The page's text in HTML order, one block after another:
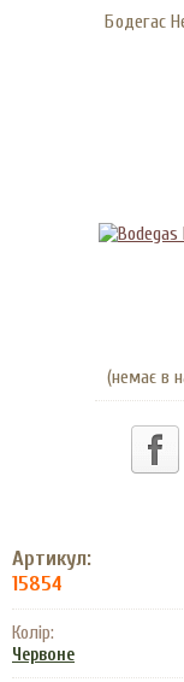
Бодегас
(немає в
Артикул:
15854
Колір:
Червоне